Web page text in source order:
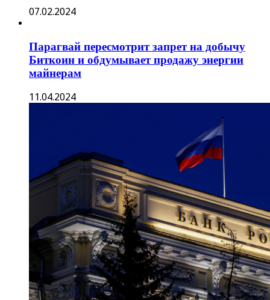
07.02.2024
Парагвай пересмотрит запрет на добычу
Биткоин и обдумывает продажу энергии
майнерам
11.04.2024